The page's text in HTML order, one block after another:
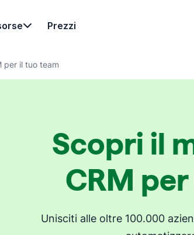
Prezzi
per il tuo team
Scopri il
CRM
Unisciti alle oltre 100.000